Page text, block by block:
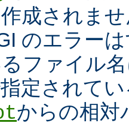
成されま
のエラー
ファイル
定されて
からの相対